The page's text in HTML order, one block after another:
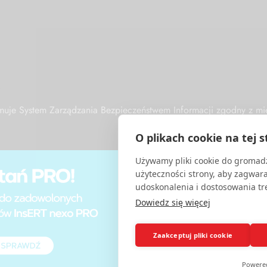
O plikach cookie na tej
Używamy pliki cookie do
użyteczności strony, aby
udoskonalenia i dostosowania
Dowiedz się więcej
Zaakceptuj pliki cookie
System Zarządzania Bezpieczeństwem Informacji zgodny z